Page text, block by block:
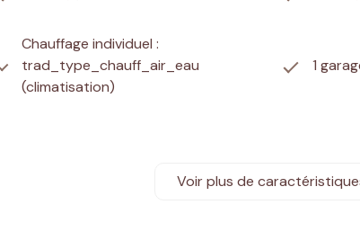
Chauffage individuel :
trad_type_chauff_air_eau
(climatisation)
1
Voir plus de